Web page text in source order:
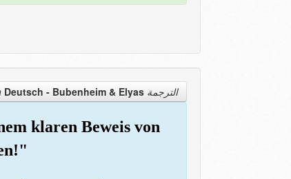
الترجمة Translation Deutsch - Bubenheim & Elyas
klaren Beweis von